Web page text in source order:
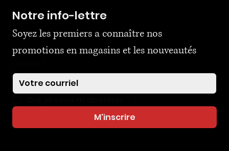
Notre info-lettre
Soyez les premiers a connaître nos
promotions en magasins et les nouveautés
M'inscrire